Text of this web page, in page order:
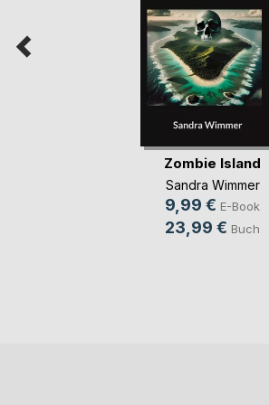
Zombie Island
Sandra Wimmer
9,99 € E-Book
23,99 € Buch